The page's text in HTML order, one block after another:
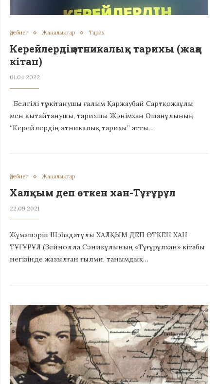
Әдебиет Жаңалықтар Тарих
Керейлердің этникалық тарихы (жаңа
кітап)
01.04.2022
Белгілі түркітанушы ғалым Қаржаубай Сартқожаұлы
мен қытайтанушы, тарихшы Жәнімхан Ошанұлының
“Керейлердің этникалық тарихы” атты…
Әдебиет Жаңалықтар
Халқым деп өткен хан-Тұғұрұл
22.09.2021
Жұмашәріп Шәһадатұлы ХАЛҚЫМ ДЕП ӨТКЕН ХАН-
ТҰҒҰРҰЛ (Зейнолла Сәникұлының «Тұғұрұлхан» кітабы
негізінде жазылған ғылми, танымдық…